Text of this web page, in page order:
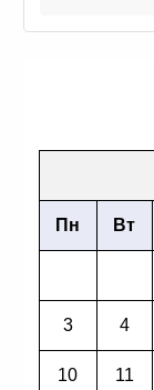
Пн Вт
3 4
10 11